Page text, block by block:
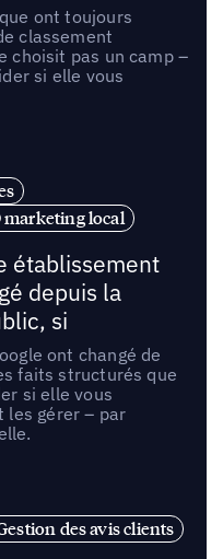
ont toujours
classement
choisit pas un camp –
si elle vous
marketing local
établissement
depuis la
si
ont changé de
faits structurés que
si elle vous
les gérer – par
des avis clients